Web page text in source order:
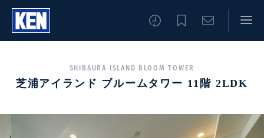
SHIBAURA ISLAND BLOOM TOWER
芝浦アイランド ブルームタワー 11階 2LDK